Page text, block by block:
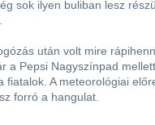
sok ilyen buliban lesz
után volt mire
a Pepsi Nagyszínpad
fiatalok. A meteorológiai
forró a hangulat.